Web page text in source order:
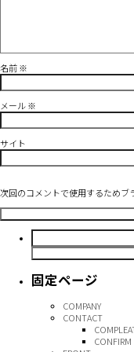
名前※
メール※
サイト
次回のコメントで使用するため
検
索:
固定ページ
COMPANY
CONTACT
CONFIRM